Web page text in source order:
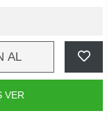
AL
VER